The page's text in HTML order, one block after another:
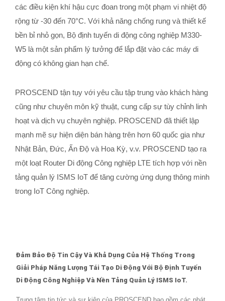
các điều kiện khí hậu cực đoan trong một phạm vi nhiệt độ
rộng từ -30 đến 70°C. Với khả năng chống rung và thiết kế
bền bỉ nhỏ gọn, Bộ định tuyến di động công nghiệp M330-
W5 là một sản phẩm lý tưởng để lắp đặt vào các máy di
động có không gian hạn chế.
PROSCEND tận tụy với yêu cầu tập trung vào khách hàng
cũng như chuyên môn kỹ thuật, cung cấp sự tùy chỉnh linh
hoạt và dịch vụ chuyên nghiệp. PROSCEND đã thiết lập
mạnh mẽ sự hiện diện bán hàng trên hơn 60 quốc gia như
Nhật Bản, Đức, Ấn Độ và Hoa Kỳ, v.v. PROSCEND tạo ra
một loạt Router Di động Công nghiệp LTE tích hợp với nền
tảng quản lý ISMS IoT để tăng cường ứng dụng thông minh
trong IoT Công nghiệp.
Đảm Bảo Độ Tin Cậy Và Khả Dụng Của Hệ Thống Trong
Giải Pháp Năng Lượng Tái Tạo Di Động Với Bộ Định Tuyến
Di Động Công Nghiệp Và Nền Tảng Quản Lý ISMS IoT.